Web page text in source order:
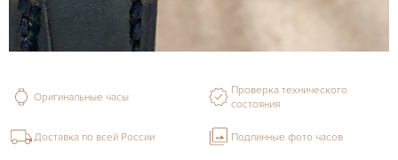
Оригинальные часы
Проверка технического
состояния
Доставка по всей России Подлинные фото часов